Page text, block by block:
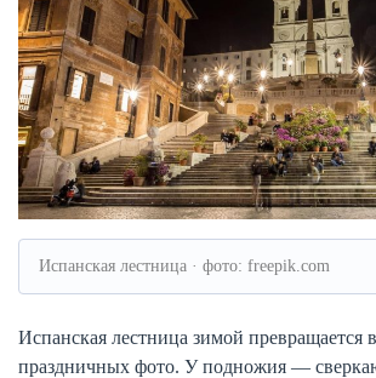
Испанская лестница · фото: freepik.com
Испанская лестница зимой превращается
праздничных фото. У подножия —